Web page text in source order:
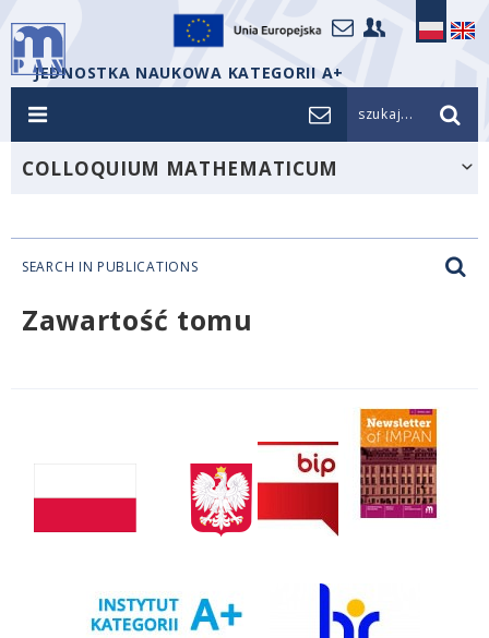
JEDNOSTKA NAUKOWA KATEGORII A+
szukaj...
COLLOQUIUM MATHEMATICUM
SEARCH IN PUBLICATIONS
Zawartość tomu